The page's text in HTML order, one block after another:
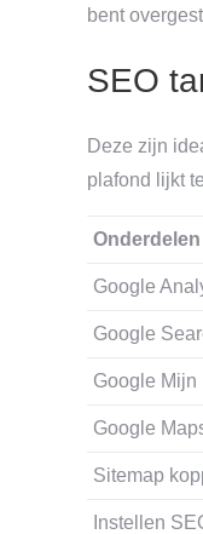
bent
SEO
Deze zijn
plafond lijkt
Onderdelen
Google
Google
Google Mijn
Google
Sitemap
Instellen